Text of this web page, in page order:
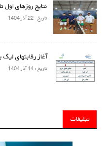
نتایج روزهای اول
تاریخ : 22 آذر 1404
آغاز رقابتهای
تاریخ : 14 آذر 1404
تبلیغات